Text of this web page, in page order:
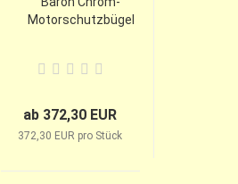
Motorschutzbügel
ab 372,30 EUR
372,30 EUR pro Stück